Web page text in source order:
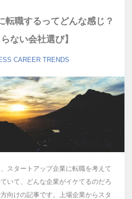
転職するってどんな感じ？
らない会社選び】
CAREER TRENDS
スタートアップ企業に転職を考えて
いて、どんな企業がイケてるのだろ
向けの記事です。上場企業からスタ